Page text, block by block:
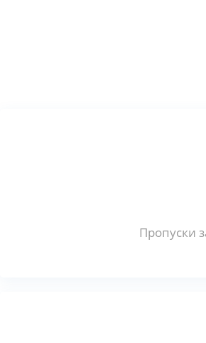
Пропуски